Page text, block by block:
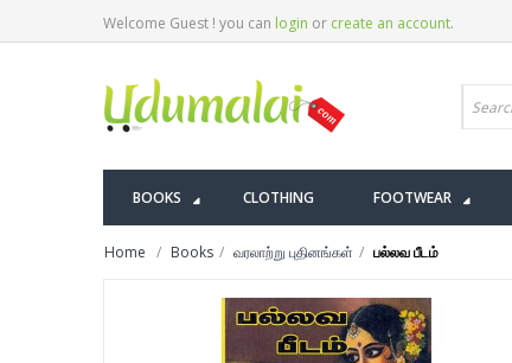
Welcome Guest ! you can login or create an account.
BOOKS CLOTHING FOOTWEAR
Home Books வரலாற்று புதினங்கள் பல்லவ பீடம்